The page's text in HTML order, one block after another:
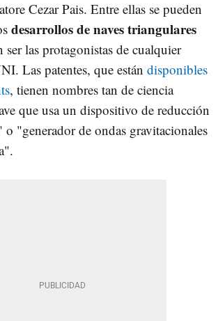
Cezar Pais. Entre ellas se pueden
desarrollos de naves triangulares
las protagonistas de cualquier
Las patentes, que están disponibles
, tienen nombres tan de ciencia
que usa un dispositivo de reducción
o "generador de ondas gravitacionales